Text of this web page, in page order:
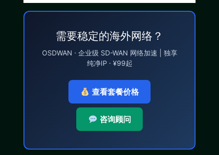
需要稳定的海外网络？
OSDWAN · 企业级 SD-WAN 网络加速 | 独享
纯净IP · ¥99起
查看套餐价格
咨询顾问